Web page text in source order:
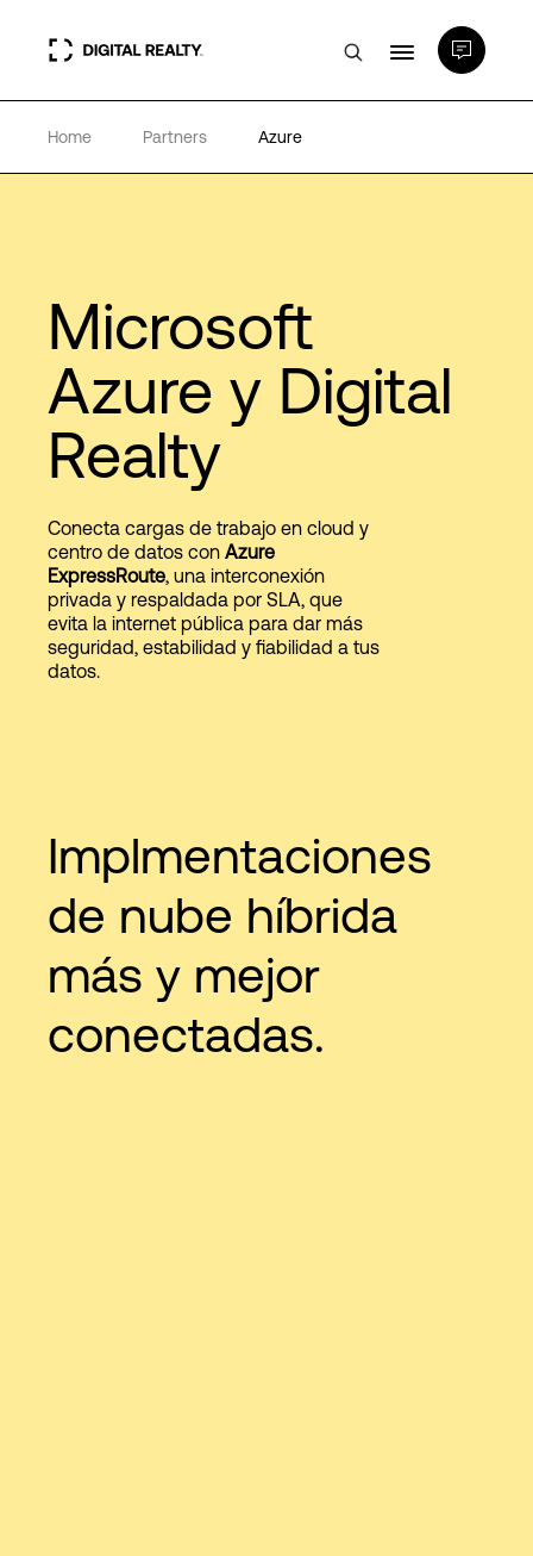
Centros de Datos
Experiencia y recursos
Acerca de
Language
Login
Home Partners Azure
Microsoft
Azure y Digital
Realty
Conecta cargas de trabajo en cloud y
centro de datos con Azure
ExpressRoute, una interconexión
privada y respaldada por SLA, que
evita la internet pública para dar más
seguridad, estabilidad y fiabilidad a tus
datos.
Implmentaciones
de nube híbrida
más y mejor
conectadas.